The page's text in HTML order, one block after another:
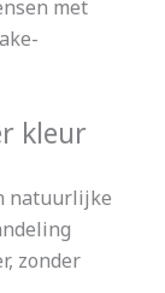
met
kleur
natuurlijke
zonder